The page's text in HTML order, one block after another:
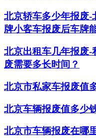
北京轿车多少年报废-
牌小客车报废后车牌
北京出租车几年报废-
废需要多长时间？
北京市私家车报废值
北京车辆报废值多少
北京市车辆报废在哪